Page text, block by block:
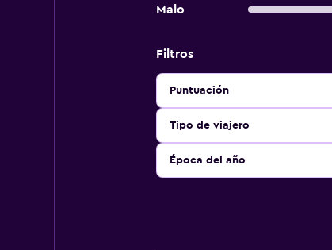
Malo
Filtros
Puntuación
Tipo de viajero
Época del año